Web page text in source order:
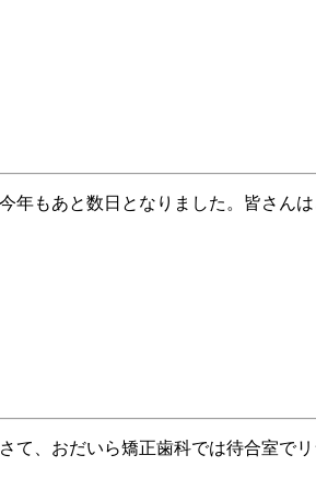
もあと数日となりました。皆さん
、おだいら矯正歯科では待合室で